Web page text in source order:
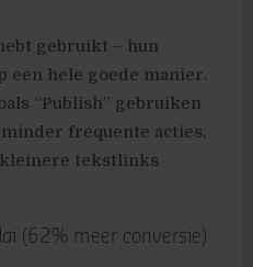
gebruikt – hun
een hele goede manier.
“Publish” gebruiken
frequente acties,
kleinere tekstlinks
(62% meer conversie)